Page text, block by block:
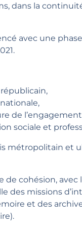
dans la
avec une
de
sociale et
métropolitain et
de cohésion,
des missions
et des